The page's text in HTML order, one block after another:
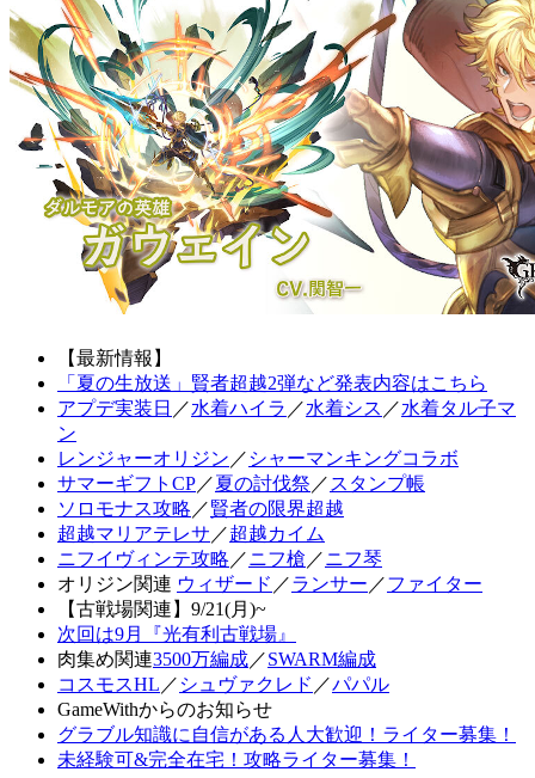
【最新情報】
「夏の生放送」賢者超越2弾など発表内容はこちら
アプデ実装日 ／水着ハイラ ／水着シス ／水着タル子マ
ン
レンジャーオリジン ／ シャーマンキングコラボ
サマーギフトCP／夏の討伐祭 ／ スタンプ帳
ソロモナス攻略 ／賢者の限界超越
超越マリアテレサ ／超越カイム
ニフイヴィンテ攻略 ／ニフ槍 ／ニフ琴
オリジン関連 ウィザード ／ランサー ／ファイター
【古戦場関連】9/21(月)~
次回は9月『光有利古戦場』
肉集め関連3500万編成／SWARM編成
コスモスHL ／ シュヴァクレド ／パパル
GameWithからのお知らせ
グラブル知識に自信がある人大歓迎！ライター募集！
未経験可&完全在宅！攻略ライター募集！